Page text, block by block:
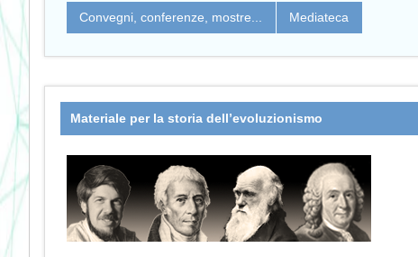
Convegni, conferenze, mostre... Mediateca
Materiale per la storia dell’evoluzionismo